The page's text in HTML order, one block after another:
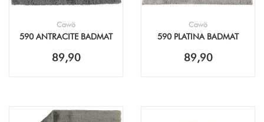
Cawö
590 ANTRACITE BADMAT
89,90
Cawö
590 PLATINA BADMAT
89,90